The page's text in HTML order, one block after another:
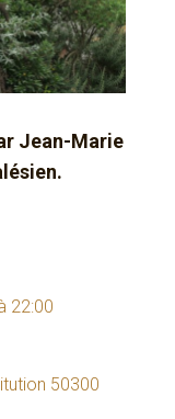
Jean-Marie
22:00
50300